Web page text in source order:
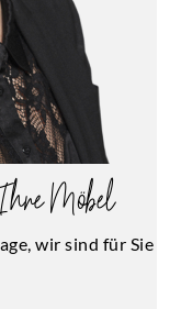
Möbel
wir sind für Sie